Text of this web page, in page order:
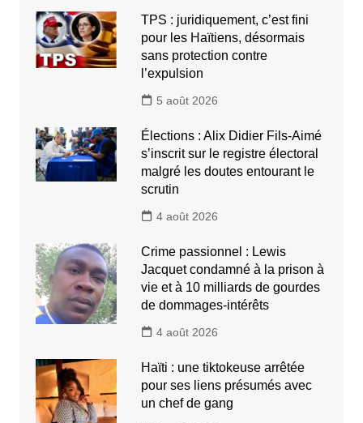
TPS : juridiquement, c’est fini
pour les Haïtiens, désormais
sans protection contre
l’expulsion
5 août 2026
Élections : Alix Didier Fils-Aimé
s’inscrit sur le registre électoral
malgré les doutes entourant le
scrutin
4 août 2026
Crime passionnel : Lewis
Jacquet condamné à la prison à
vie et à 10 milliards de gourdes
de dommages-intérêts
4 août 2026
Haïti : une tiktokeuse arrêtée
pour ses liens présumés avec
un chef de gang